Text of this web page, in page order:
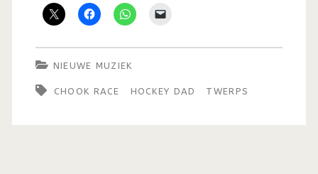
NIEUWE MUZIEK
CHOOK RACE HOCKEY DAD TWERPS